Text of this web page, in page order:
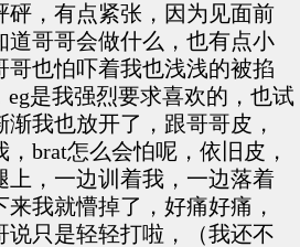
砰，有点紧张，因为见面前
道哥哥会做什么，也有点小
哥也怕吓着我也浅浅的被掐
是我强烈要求喜欢的，也试
我也放开了，跟哥哥皮，
brat怎么会怕呢，依旧皮，
上，一边训着我，一边落着
我就懵掉了，好痛好痛，
说只是轻轻打啦，（我还不